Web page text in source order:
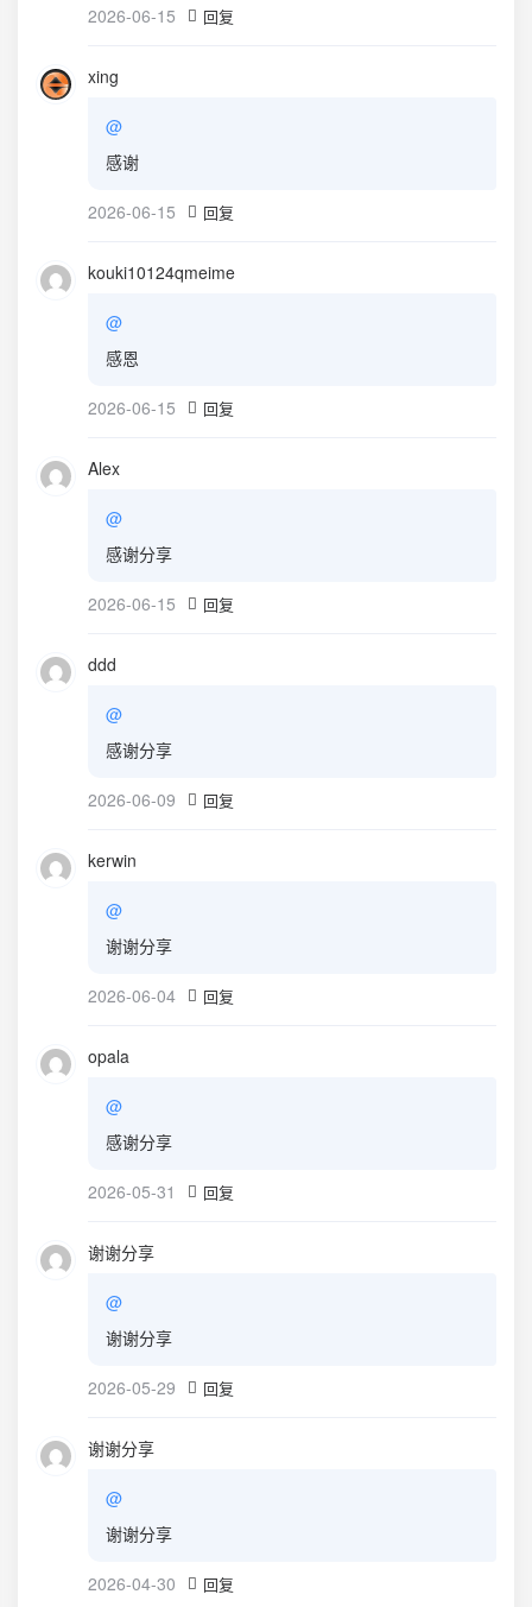
2026-06-15 回复
xing
@
感谢
2026-06-15 回复
kouki10124qmeime
@
感恩
2026-06-15 回复
Alex
@
感谢分享
2026-06-15 回复
ddd
@
感谢分享
2026-06-09 回复
kerwin
@
谢谢分享
2026-06-04 回复
opala
@
感谢分享
2026-05-31 回复
谢谢分享
@
谢谢分享
2026-05-29 回复
谢谢分享
@
谢谢分享
2026-04-30 回复